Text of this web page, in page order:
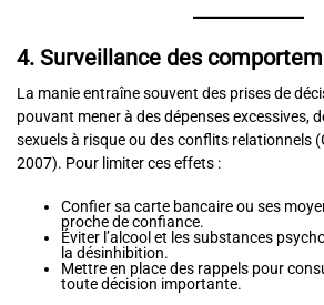
4. Surveillance des
La manie entraîne souvent des prises de
pouvant mener à des dépenses excessives,
sexuels à risque ou des conflits relationnels
2007). Pour limiter ces effets :
Confier sa carte bancaire ou ses
proche de confiance.
Éviter l’alcool et les substances
la désinhibition.
Mettre en place des rappels pour
toute décision importante.